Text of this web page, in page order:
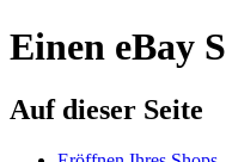
Einen eBay
Auf dieser Seite